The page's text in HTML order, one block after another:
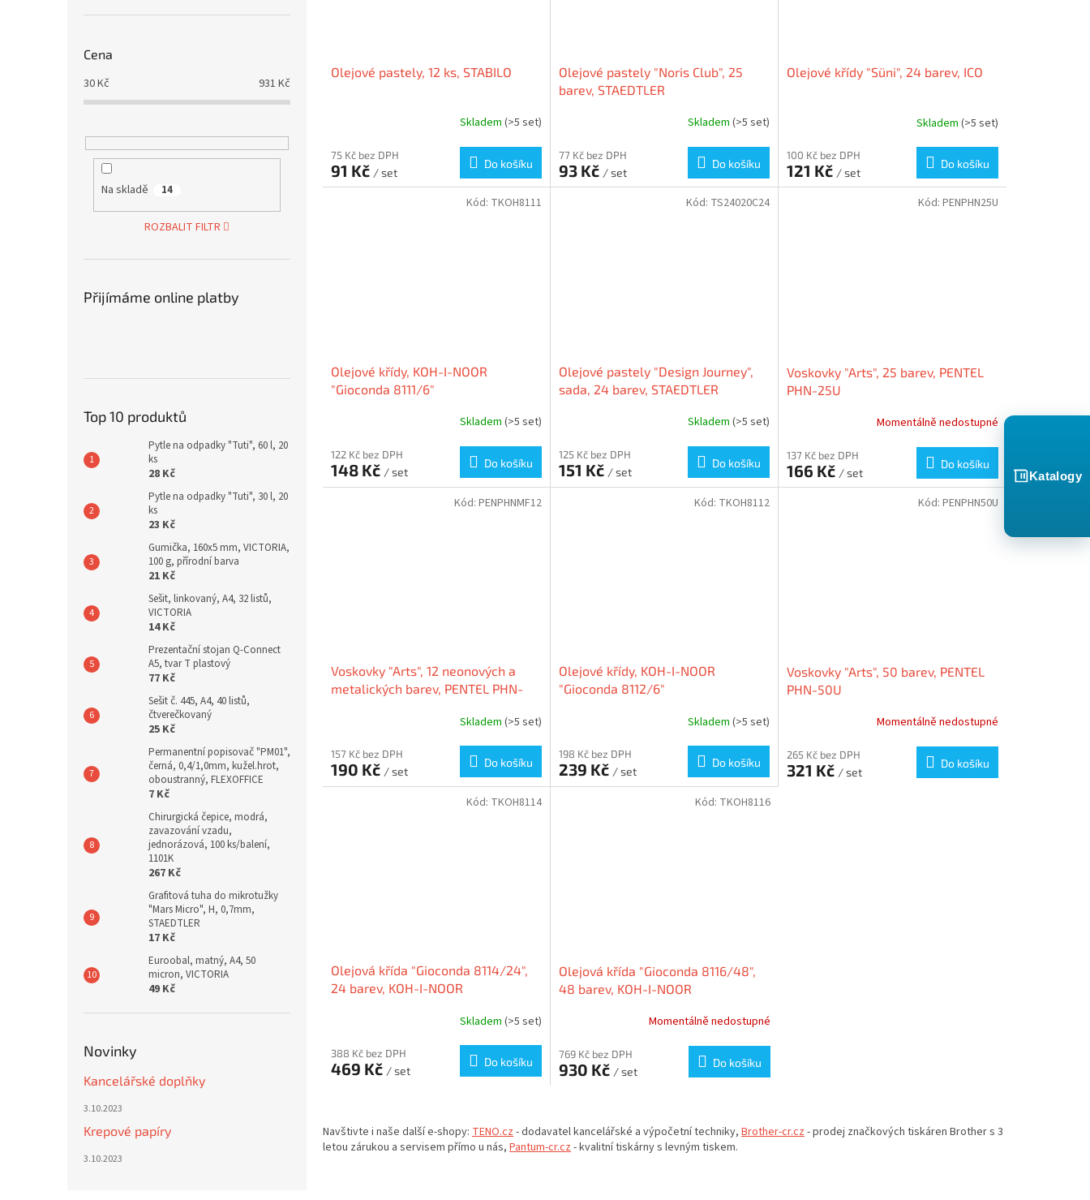
Cena
30Kč 931 Kč
Na skladě 14
ROZBALIT FILTR
Přijímáme online platby
Top 10 produktů
Pytle na odpadky "Tuti", 60 l, 20
ks
28 Kč
Pytle na odpadky "Tuti", 30 l, 20
ks
23 Kč
Gumička, 160x5 mm, VICTORIA,
100 g, přírodní barva
21 Kč
Sešit, linkovaný, A4, 32 listů,
VICTORIA
14 Kč
Prezentační stojan Q-Connect
A5, tvar T plastový
77 Kč
Sešit č. 445, A4, 40 listů,
čtverečkovaný
25 Kč
Permanentní popisovač "PM01",
černá, 0,4/1,0mm, kužel.hrot,
oboustranný, FLEXOFFICE
7 Kč
Chirurgická čepice, modrá,
zavazování vzadu,
jednorázová, 100 ks/balení,
1101K
267 Kč
Grafitová tuha do mikrotužky
"Mars Micro", H, 0,7mm,
STAEDTLER
17 Kč
Euroobal, matný, A4, 50
micron, VICTORIA
49 Kč
Novinky
Kancelářské doplňky
3.10.2023
Krepové papíry
3.10.2023
Olejové pastely, 12 ks, STABILO
Skladem (>5 set)
75 Kč bez DPH
91 Kč / set
Do košíku
Olejové pastely "Noris Club", 25
barev, STAEDTLER
Skladem (>5 set)
77 Kč bez DPH
93 Kč / set
Do košíku
Olejové křídy "Süni", 24 barev, ICO
Skladem (>5 set)
100 Kč bez DPH
121 Kč / set
Do košíku
Olejové křídy, KOH-I-NOOR
"Gioconda 8111/6"
Skladem (>5 set)
122 Kč bez DPH
148 Kč / set
Do košíku
Kód: TKOH8111
Olejové pastely "Design Journey",
sada, 24 barev, STAEDTLER
Skladem (>5 set)
125 Kč bez DPH
151 Kč / set
Do košíku
Kód: TS24020C24
Voskovky "Arts", 25 barev, PENTEL
PHN-25U
Momentálně nedostupné
137 Kč bez DPH
166 Kč / set
Do košíku
Kód: PENPHN25U
Voskovky "Arts", 12 neonových a
metalických barev, PENTEL PHN-
Skladem (>5 set)
157 Kč bez DPH
190 Kč / set
Do košíku
Kód: PENPHNMF12
Olejové křídy, KOH-I-NOOR
"Gioconda 8112/6"
Skladem (>5 set)
198 Kč bez DPH
239 Kč / set
Do košíku
Kód: TKOH8112
Voskovky "Arts", 50 barev, PENTEL
PHN-50U
Momentálně nedostupné
265 Kč bez DPH
321 Kč / set
Do košíku
Kód: PENPHN50U
Olejová křída "Gioconda 8114/24",
24 barev, KOH-I-NOOR
Skladem (>5 set)
388 Kč bez DPH
469 Kč / set
Do košíku
Kód: TKOH8114
Olejová křída "Gioconda 8116/48",
48 barev, KOH-I-NOOR
Momentálně nedostupné
769 Kč bez DPH
930 Kč / set
Do košíku
Kód: TKOH8116
v
l
á
Navštivte i naše další e-shopy: TENO.cz - dodavatel kancelářské a výpočetní techniky, Brother-cr.cz - prodej značkových tiskáren Brother s 3
letou zárukou a servisem přímo u nás, Pantum-cr.cz - kvalitní tiskárny s levným tiskem.
Katalogy